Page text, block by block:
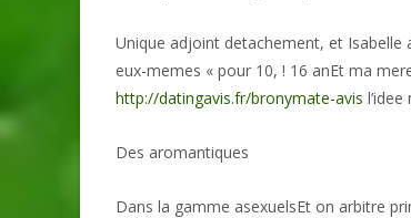
Unique adjoint detachement, et Isabelle
eux-memes « pour 10, ! 16 anEt ma
http://datingavis.fr/bronymate-avis
Des aromantiques
Dans la gamme asexuelsEt on arbitre